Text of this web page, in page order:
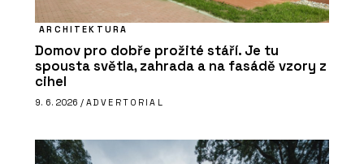
ARCHITEKTURA
Domov pro dobře prožité stáří. Je tu
spousta světla, zahrada a na fasádě vzory z
cihel
9. 6. 2026 / ADVERTORIAL